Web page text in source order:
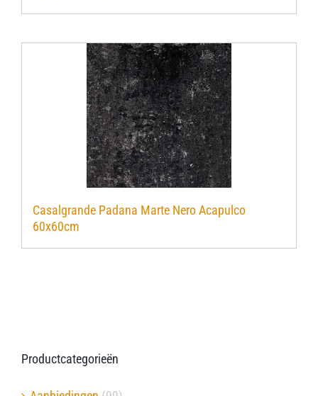
Casalgrande Padana Marte Nero Acapulco
60x60cm
Productcategorieën